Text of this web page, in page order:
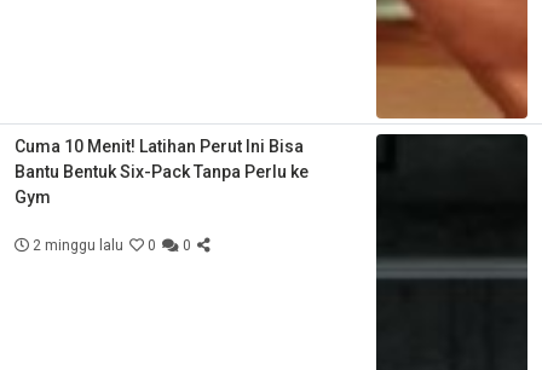
Cuma 10 Menit! Latihan Perut Ini Bisa
Bantu Bentuk Six-Pack Tanpa Perlu ke
Gym
2 minggu lalu 0 0